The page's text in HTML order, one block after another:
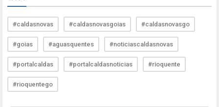
#caldasnovas #caldasnovasgoias #caldasnovasgo
#goias #aguasquentes #noticiascaldasnovas
#portalcaldas #portalcaldasnoticias #rioquente
#rioquentego